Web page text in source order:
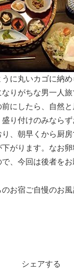
うに丸いカゴに納
りがちな男一人
にしたら、自然
り付けのみなら
、朝早くから厨
がります。なお
、今回は後者をお
お宿ご自慢のお
シェアする